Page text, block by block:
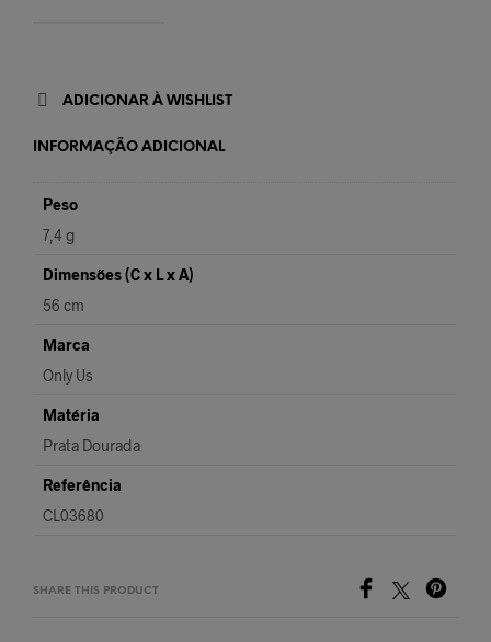
ADICIONAR À WISHLIST
INFORMAÇÃO ADICIONAL
Peso
7,4 g
Dimensões (C x L x A)
56 cm
Marca
Only Us
Matéria
Prata Dourada
Referência
CL03680
SHARE THIS PRODUCT